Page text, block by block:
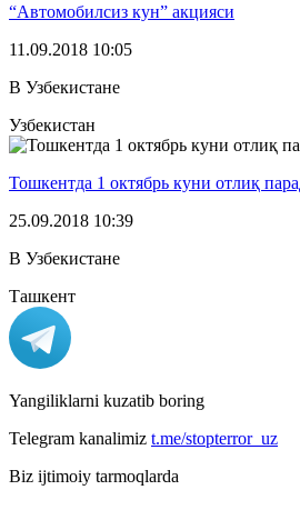
“Автомобилсиз кун” акцияси
11.09.2018 10:05
В Узбекистане
Узбекистан
Тошкентда 1 октябрь куни отлиқ
25.09.2018 10:39
В Узбекистане
Ташкент
Yangiliklarni kuzatib boring
Telegram kanalimiz t.me/stopterror_uz
Biz ijtimoiy tarmoqlarda